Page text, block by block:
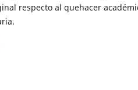
respecto al quehacer